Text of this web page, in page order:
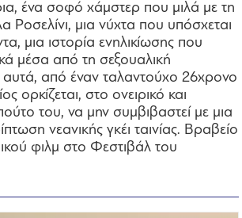
ένα σοφό χάμστερ που μιλά με τη
Ροσελίνι, μια νύχτα που υπόσχεται
μια ιστορία ενηλικίωσης που
μέσα από τη σεξουαλική
αυτά, από έναν ταλαντούχο 26χρονο
ορκίζεται, στο ονειρικό και
του, να μην συμβιβαστεί με μια
νεανικής γκέι ταινίας. Βραβείο
φιλμ στο Φεστιβάλ του